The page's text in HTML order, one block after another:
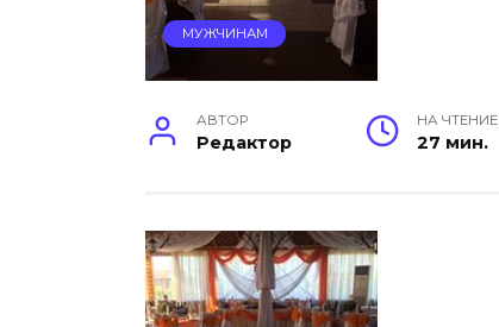
МУЖЧИНАМ
АВТОР
Редактор
НА ЧТЕНИЕ
27 мин.